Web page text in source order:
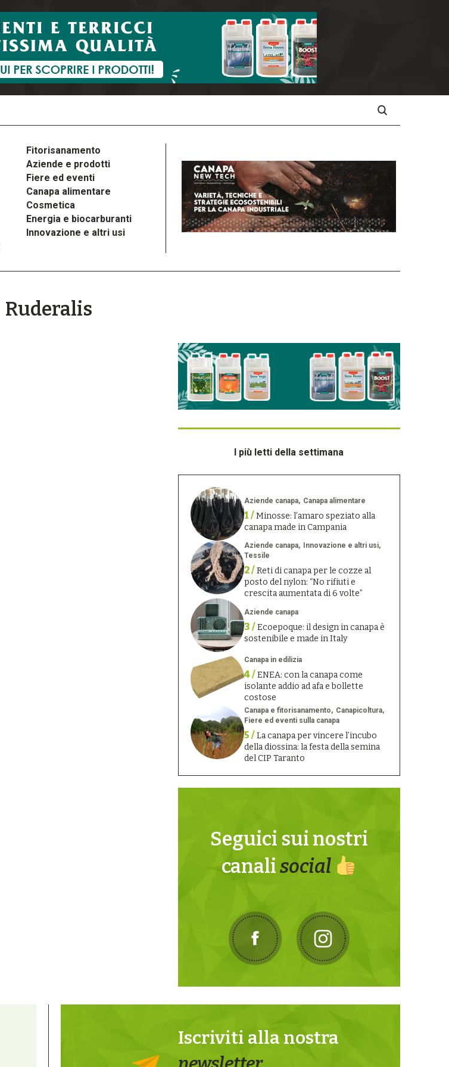
Fitorisanamento
Aziende e prodotti
Fiere ed eventi
Canapa alimentare
Cosmetica
Energia e biocarburanti
Innovazione e altri usi
Ruderalis
I più letti della settimana
Aziende canapa Canapa alimentare
1 /Minosse: l’amaro speziato alla
canapa made in Campania
Aziende canapa
Innovazione e altri usi
Tessile
2 /Reti di canapa per le cozze al
posto del nylon: “No rifiuti e
crescita aumentata di 6 volte”
Aziende canapa
3 /Ecoepoque: il design in canapa è
sostenibile e made in Italy
Canapa in edilizia
4 /ENEA: con la canapa come
isolante addio ad afa e bollette
costose
Canapa e fitorisanamento
Canapicoltura
Fiere ed eventi sulla canapa
5 /La canapa per vincere l’incubo
della diossina: la festa della semina
del CIP Taranto
Seguici sui nostri
canalisocial
Iscriviti alla nostra